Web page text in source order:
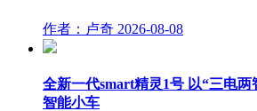
作者：卢奇 2026-08-08
全新一代smart精灵1号 以“三电
智能小车